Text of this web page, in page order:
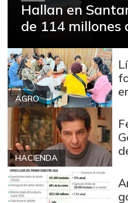
Hallan en
de 114 millones
AGRO
HACIENDA